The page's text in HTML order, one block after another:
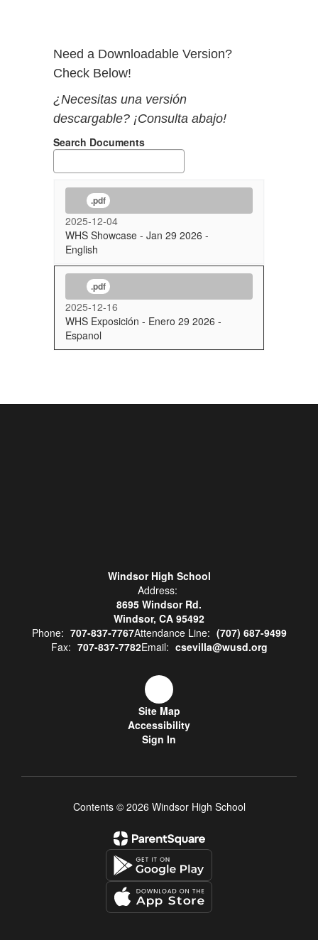
Need a Downloadable Version?
Check Below!
¿Necesitas una versión
descargable? ¡Consulta abajo!
Search Documents
.pdf
2025-12-04
WHS Showcase - Jan 29 2026 -
English
.pdf
2025-12-16
WHS Exposición - Enero 29 2026 -
Espanol
Windsor High School
Address:
8695 Windsor Rd.
Windsor, CA 95492
Phone: 707-837-7767Attendance Line: (707) 687-9499
Fax: 707-837-7782Email: csevilla@wusd.org
Site Map
Accessibility
Sign In
Contents © 2026 Windsor High School